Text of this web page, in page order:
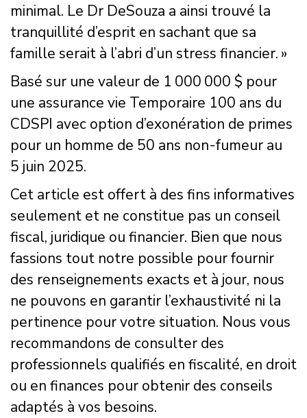
minimal. Le Dr DeSouza a ainsi trouvé la
tranquillité d’esprit en sachant que sa
famille serait à l’abri d’un stress financier. »
Basé sur une valeur de 1 000 000 $ pour
une assurance vie Temporaire 100 ans du
CDSPI avec option d’exonération de primes
pour un homme de 50 ans non-fumeur au
5 juin 2025.
Cet article est offert à des fins informatives
seulement et ne constitue pas un conseil
fiscal, juridique ou financier. Bien que nous
fassions tout notre possible pour fournir
des renseignements exacts et à jour, nous
ne pouvons en garantir l’exhaustivité ni la
pertinence pour votre situation. Nous vous
recommandons de consulter des
professionnels qualifiés en fiscalité, en droit
ou en finances pour obtenir des conseils
adaptés à vos besoins.